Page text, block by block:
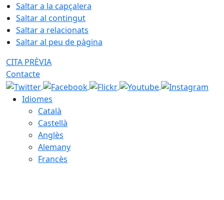
Saltar a la capçalera
Saltar al contingut
Saltar a relacionats
Saltar al peu de pàgina
CITA PRÈVIA
Contacte
Idiomes
Català
Castellà
Anglès
Alemany
Francès